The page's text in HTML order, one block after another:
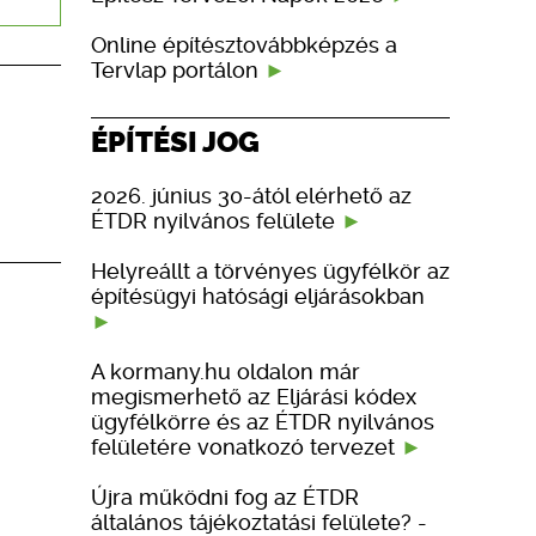
Online építésztovábbképzés a
Tervlap portálon
ÉPÍTÉSI JOG
2026. június 30-ától elérhető az
ÉTDR nyilvános felülete
Helyreállt a törvényes ügyfélkör az
építésügyi hatósági eljárásokban
A kormany.hu oldalon már
megismerhető az Eljárási kódex
ügyfélkörre és az ÉTDR nyilvános
felületére vonatkozó tervezet
Újra működni fog az ÉTDR
általános tájékoztatási felülete? -